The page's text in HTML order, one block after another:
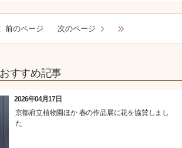
前のページ 次のページ
すすめ記事
2026年04月17日
京都府立植物園ほか 春の作品展に花を協賛しまし
た